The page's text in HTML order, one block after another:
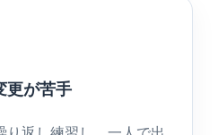
更が苦手